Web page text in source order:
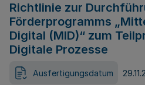
Richtlinie zur
Förderprogramms
Digital (MID)“ zum
Digitale Prozesse
Ausfertigungsdatum